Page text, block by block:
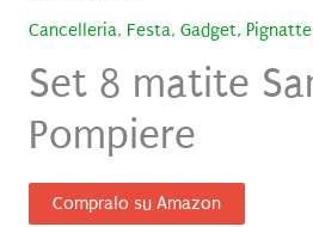
Cancelleria, Festa, Gadget,
Set 8 matite
Pompiere
Compralo su Amazon